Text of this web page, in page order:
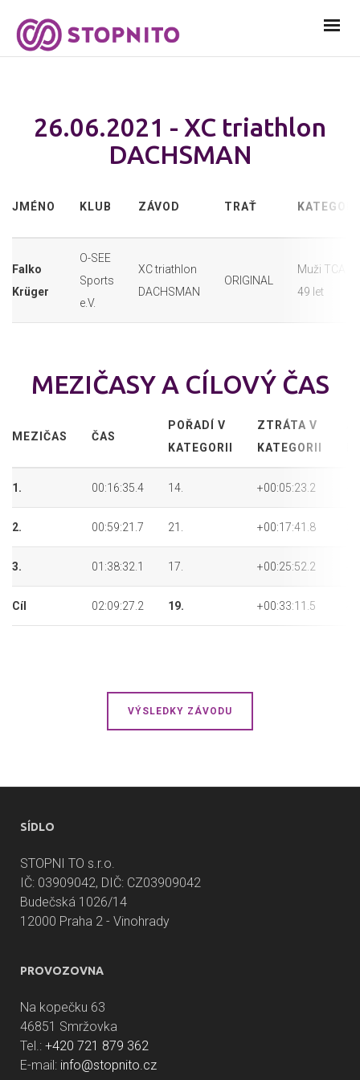
26.06.2021 - XC triathlon
DACHSMAN
JMÉNO KLUB ZÁVOD TRAŤ
Falko
Krüger
O-SEE
Sports
e.V.
XC triathlon
DACHSMAN
ORIGINAL
Muži TCA
49 let
MEZIČASY A CÍLOVÝ ČAS
MEZIČAS ČAS
POŘADÍ V
KATEGORII
ZTRÁTA V
KATEGORII
1. 00:16:35.4 14. +00:05:23.2
2. 00:59:21.7 21. +00:17:41.8
3. 01:38:32.1 17. +00:25:52.2
Cíl 02:09:27.2 19. +00:33:11.5
VÝSLEDKY ZÁVODU
SÍDLO
STOPNI TO s.r.o.
IČ: 03909042, DIČ: CZ03909042
Budečská 1026/14
12000 Praha 2 - Vinohrady
PROVOZOVNA
Na kopečku 63
46851 Smržovka
Tel.: +420 721 879 362
E-mail: info@stopnito.cz